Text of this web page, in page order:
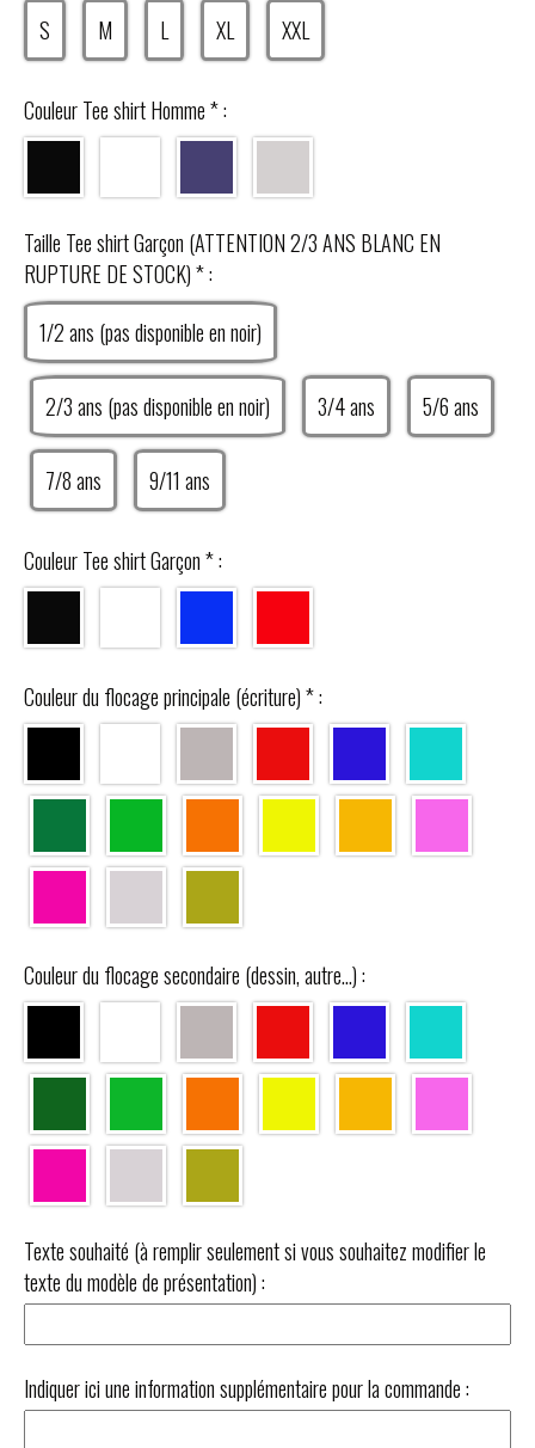
S
M L XL XXL
Couleur Tee shirt Homme*:
Taille Tee shirt Garçon (ATTENTION 2/3 ANS BLANC EN
RUPTURE DE STOCK)*:
1/2 ans (pas disponible en noir)
2/3 ans (pas disponible en noir) 3/4 ans 5/6 ans
7/8 ans 9/11 ans
Couleur Tee shirt Garçon*:
Couleur du flocage principale (écriture)*:
Couleur du flocage secondaire (dessin, autre...) :
Texte souhaité (à remplir seulement si vous souhaitez modifier le
texte du modèle de présentation) :
Indiquer ici une information supplémentaire pour la commande :